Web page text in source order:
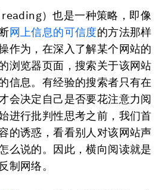
reading）也是一种策略，即像
网上信息的可信度的方法那样
作为，在深入了解某个网站的
浏览器页面，搜索关于该网站
信息。有经验的搜索者只有在
会决定自己是否要花注意力阅
进行批判性思考之前，我们首
的诱惑，看看别人对该网站声
么说的。因此，横向阅读就是
制网络。